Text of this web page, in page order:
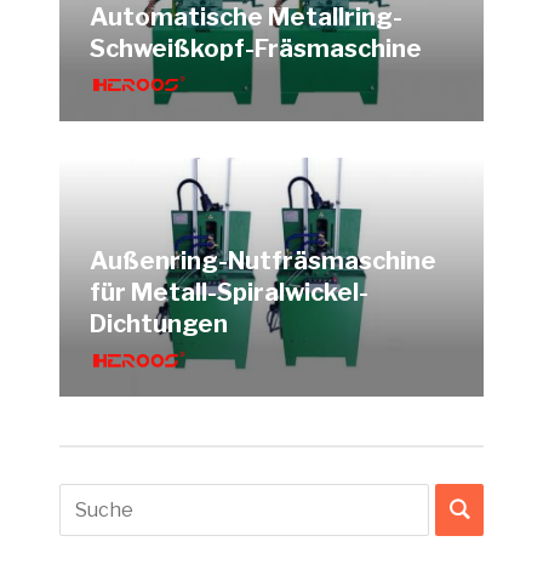
Automatische Metallring-
Schweißkopf-Fräsmaschine
Außenring-Nutfräsmaschine
für Metall-Spiralwickel-
Dichtungen